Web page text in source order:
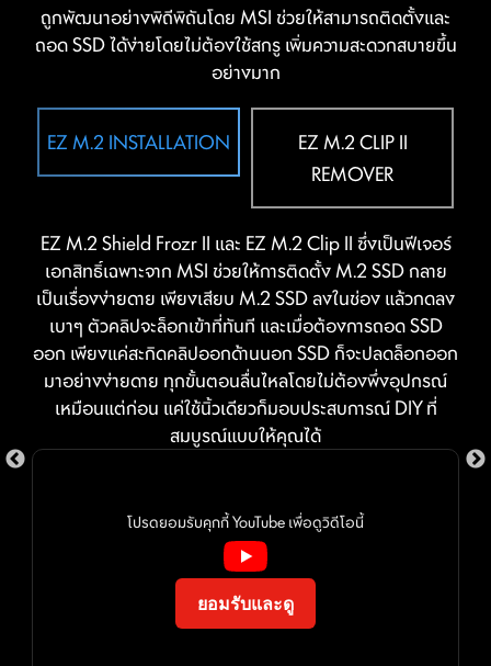
ถูกพัฒนาอย่างพิถีพิถันโดย MSI ช่วยให้สามารถติดตั้งและ
ถอด SSD ได้ง่ายโดยไม่ต้องใช้สกรู เพิ่มความสะดวกสบายขึ้น
อย่างมาก
EZ M.2 INSTALLATION
EZ M.2 CLIP II
REMOVER
EZ M.2 Shield Frozr II และ EZ M.2 Clip II ซึ่งเป็นฟีเจอร์
เอกสิทธิ์เฉพาะจาก MSI ช่วยให้การติดตั้ง M.2 SSD กลาย
เป็นเรื่องง่ายดาย เพียงเสียบ M.2 SSD ลงในช่อง แล้วกดลง
เบาๆ ตัวคลิปจะล็อกเข้าที่ทันที และเมื่อต้องการถอด SSD
ออก เพียงแค่สะกิดคลิปออกด้านนอก SSD ก็จะปลดล็อกออก
มาอย่างง่ายดาย ทุกขั้นตอนลื่นไหลโดยไม่ต้องพึ่งอุปกรณ์
เหมือนแต่ก่อน แค่ใช้นิ้วเดียวก็มอบประสบการณ์ DIY ที่
สมบูรณ์แบบให้คุณได้
โปรดยอมรับคุกกี้ YouTube เพื่อดูวิดีโอนี้
ยอมรับและดู
The Pre-Installed I/O Shield offers a streamlined and
hassle-free installation experience by eliminating the
need to manually fit the I/O shield during
motherboard setup. With its built-in design, it
ensures proper alignment and a secure fit, providing
both protection and convenience while enhancing
the overall durability of your build.
EZ MOUNTING
ลายวงจรบนเมนบอร์ด MSI ถูกออกแบบให้เว้นระยะห่างจาก
น็อตยึดเคสอย่างเป็นระเบียบและปลอดภัย นอกจากนี้ ยังมี
MSI EZ Antenna makes the process effortless by
simply attaching fasteners to the motherboard
EZ CONN HEADER (JAF_2)
ไฟ LED ตรวจเช็กสถานะ EZ DEBUG
ระบุจุดเกิดปัญหาอย่างแม่นยำด้วยไฟ LED บน
บอร์ด ช่วยให้คุณตรวจสอบและแก้ไขได้อย่าง
รวดเร็ว เพื่อให้ระบบกลับมาพร้อมใช้งานอีกครั้ง
EZ OOVERCLOCKING
While overclocking can be overly complex for some,
MSI Click BIOS X made it more accessible with
multiple one-click overclock features for both
processor and memory, allowing users to easily
enhance system performance without delving into
intricate settings.
CREATION BOOST
One-click CPU overclock
automatically optimizes your CPU
performance, instantly tuning it to the
best possible level.